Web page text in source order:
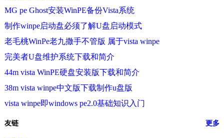
MG pe Ghost安装WinPE备份Vista系统
制作winpe启动盘必须了解U盘启动模式
老毛桃WinPe老九撒手不管版 属于vista winpe
完美者U盘维护系统下载和简介
44m vista WinPE硬盘安装版下载和简介
38m vista winpe中文版下载制作u盘版
vista winpe即windows pe2.0基础知识入门
友链 更多